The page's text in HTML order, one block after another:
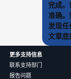
完成。
准确
发现任
文章底
更多支持信息
联系支持部门
报告问题